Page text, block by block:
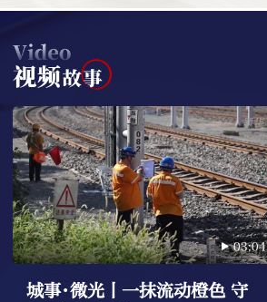
03:04
城事·微光丨一抹流动橙色 守